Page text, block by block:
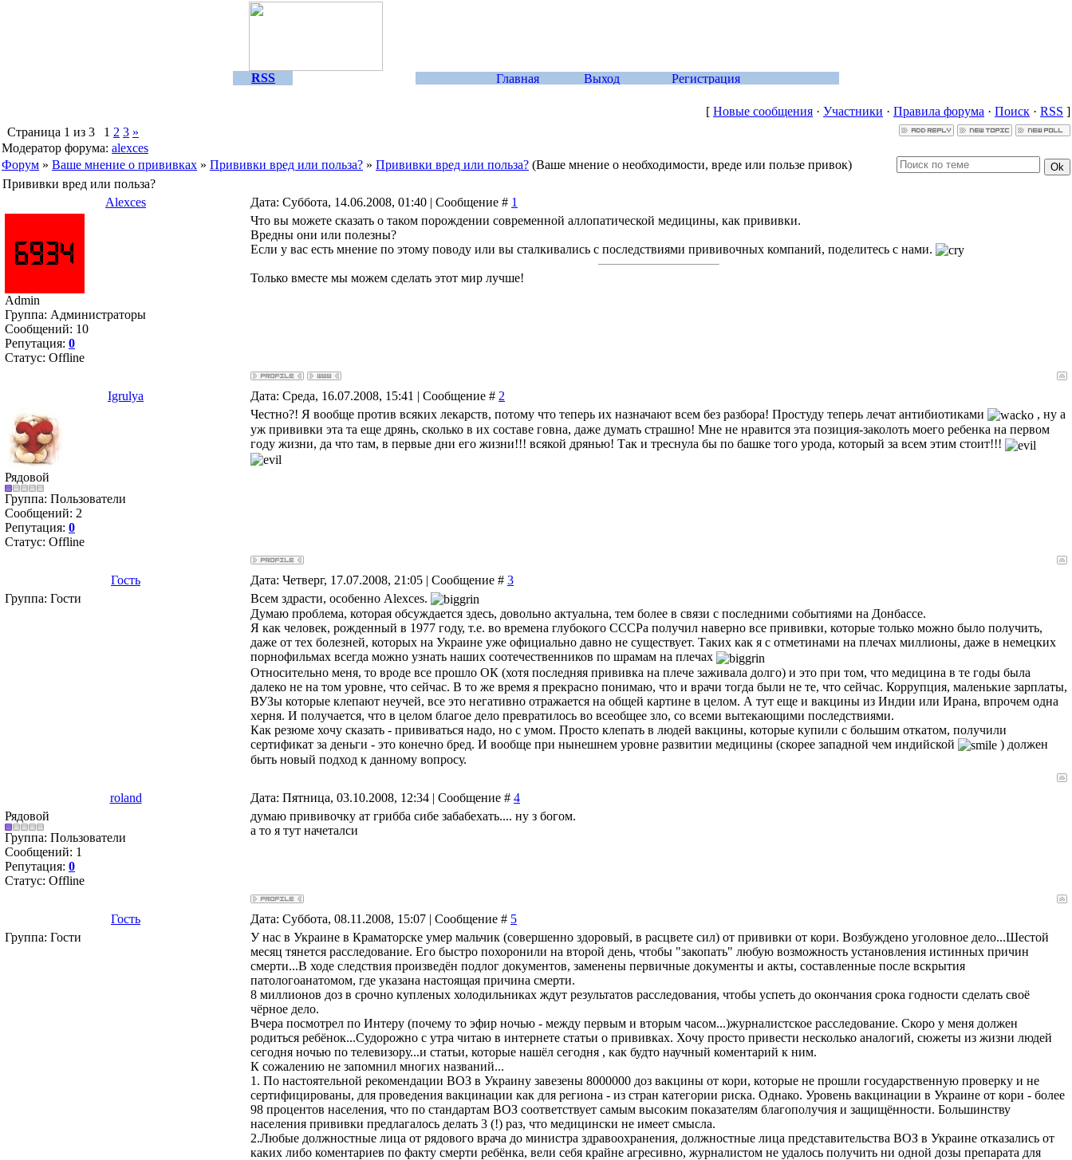
RSS
[ Новые сообщения · Участники · Правила форума · Поиск · RSS ]
Страница 1 из 3 1 2 3 »
Модератор форума: alexces
Форум » Ваше мнение о прививках » Прививки вред или польза? » Прививки вред или польза? (Ваше мнение о необходимости, вреде или пользе привок)
Прививки вред или польза?
Alexces
Дата: Суббота, 14.06.2008, 01:40 | Сообщение # 1
Admin
Группа: Администраторы
Сообщений: 10
Репутация: 0
Статус: Offline
Что вы можете сказать о таком порождении современной аллопатической медицины, как прививки.
Вредны они или полезны?
Если у вас есть мнение по этому поводу или вы сталкивались с последствиями прививочных компаний, поделитесь с нами.
Только вместе мы можем сделать этот мир лучше!
Igrulya Дата: Среда, 16.07.2008, 15:41 | Сообщение # 2
Рядовой
Группа: Пользователи
Сообщений: 2
Репутация: 0
Статус: Offline
Честно?! Я вообще против всяких лекарств, потому что теперь их назначают всем без разбора! Простуду теперь лечат антибиотиками
, ну а
уж прививки эта та еще дрянь, сколько в их составе говна, даже думать страшно! Мне не нравится эта позиция-заколоть моего ребенка на первом
году жизни, да что там, в первые дни его жизни!!! всякой дрянью! Так и треснула бы по башке того урода, который за всем этим стоит!!!
Гость Дата: Четверг, 17.07.2008, 21:05 | Сообщение # 3
Группа: Гости
Всем здрасти, особенно Alexces.
Думаю проблема, которая обсуждается здесь, довольно актуальна, тем более в связи с последними событиями на Донбассе.
Я как человек, рожденный в 1977 году, т.е. во времена глубокого СССРа получил наверно все прививки, которые только можно было получить,
даже от тех болезней, которых на Украине уже официально давно не существует. Таких как я с отметинами на плечах миллионы, даже в немецких
порнофильмах всегда можно узнать наших соотечественников по шрамам на плечах
Относительно меня, то вроде все прошло ОК (хотя последняя прививка на плече заживала долго) и это при том, что медицина в те годы была
далеко не на том уровне, что сейчас. В то же время я прекрасно понимаю, что и врачи тогда были не те, что сейчас. Коррупция, маленькие зарплаты,
ВУЗы которые клепают неучей, все это негативно отражается на общей картине в целом. А тут еще и вакцины из Индии или Ирана, впрочем одна
херня. И получается, что в целом благое дело превратилось во всеобщее зло, со всеми вытекающими последствиями.
Как резюме хочу сказать - прививаться надо, но с умом. Просто клепать в людей вакцины, которые купили с большим откатом, получили
сертификат за деньги - это конечно бред. И вообще при нынешнем уровне развитии медицины (скорее западной чем индийской
) должен
быть новый подход к данному вопросу.
roland Дата: Пятница, 03.10.2008, 12:34 | Сообщение # 4
Рядовой
Группа: Пользователи
Сообщений: 1
Репутация: 0
Статус: Offline
думаю прививочку ат грибба сибе забабехать.... ну з богом.
а то я тут начеталси
Гость Дата: Суббота, 08.11.2008, 15:07 | Сообщение # 5
Группа: Гости
У нас в Украине в Краматорске умер мальчик (совершенно здоровый, в расцвете сил) от прививки от кори. Возбуждено уголовное дело...Шестой
месяц тянется расследование. Его быстро похоронили на второй день, чтобы "закопать" любую возможность установления истинных причин
смерти...В ходе следствия произведён подлог документов, заменены первичные документы и акты, составленные после вскрытия
патологоанатомом, где указана настоящая причина смерти.
8 миллионов доз в срочно купленых холодильниках ждут результатов расследования, чтобы успеть до окончания срока годности сделать своё
чёрное дело.
Вчера посмотрел по Интеру (почему то эфир ночью - между первым и вторым часом...)журналистское расследование. Скоро у меня должен
родиться ребёнок...Судорожно с утра читаю в интернете статьи о прививках. Хочу просто привести несколько аналогий, сюжеты из жизни людей
сегодня ночью по телевизору...и статьи, которые нашёл сегодня , как будто научный коментарий к ним.
К сожалению не запомнил многих названий...
1. По настоятельной рекомендации ВОЗ в Украину завезены 8000000 доз вакцины от кори, которые не прошли государственную проверку и не
сертифицированы, для проведения вакцинации как для региона - из стран категории риска. Однако. Уровень вакцинации в Украине от кори - более
98 процентов населения, что по стандартам ВОЗ соответствует самым высоким показателям благополучия и защищённости. Большинству
населения прививки предлагалось делать 3 (!) раз, что медицински не имеет смысла.
2.Любые должностные лица от рядового врача до министра здравоохранения, должностные лица представительства ВОЗ в Украине отказались от
каких либо коментариев по факту смерти ребёнка, вели себя крайне агресивно, журналистом не удалось получить ни одной дозы препарата для